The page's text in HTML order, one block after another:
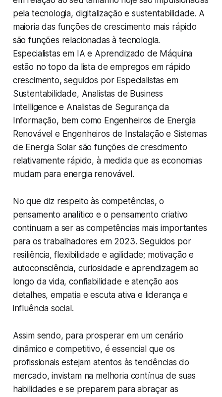
pela tecnologia, digitalização e sustentabilidade. A
maioria das funções de crescimento mais rápido
são funções relacionadas à tecnologia.
Especialistas em IA e Aprendizado de Máquina
estão no topo da lista de empregos em rápido
crescimento, seguidos por Especialistas em
Sustentabilidade, Analistas de Business
Intelligence e Analistas de Segurança da
Informação, bem como Engenheiros de Energia
Renovável e Engenheiros de Instalação e Sistemas
de Energia Solar são funções de crescimento
relativamente rápido, à medida que as economias
mudam para energia renovável.
No que diz respeito às competências, o
pensamento analítico e o pensamento criativo
continuam a ser as competências mais importantes
para os trabalhadores em 2023. Seguidos por
resiliência, flexibilidade e agilidade; motivação e
autoconsciência, curiosidade e aprendizagem ao
longo da vida, confiabilidade e atenção aos
detalhes, empatia e escuta ativa e liderança e
influência social.
Assim sendo, para prosperar em um cenário
dinâmico e competitivo, é essencial que os
profissionais estejam atentos às tendências do
mercado, invistam na melhoria contínua de suas
habilidades e se preparem para abraçar as